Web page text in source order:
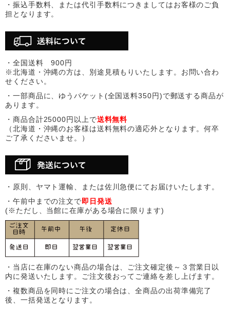
・振込手数料、または代引手数料につきましてはお客様のご負
担となります。
・全国送料 900円
※北海道・沖縄の方は、別途見積もりいたします。お問い合わ
せください。
・一部商品に、ゆうパケット(全国送料350円)で郵送する商品が
あります。
・商品合計25000円以上で送料無料
（北海道・沖縄のお客様は送料無料の適応外となります。何卒
ご了承くださいませ。）
・原則、ヤマト運輸、または佐川急便にてお届けいたします。
・午前中までの注文で即日発送
(※ただし、当館に在庫がある場合に限ります)
・当店に在庫のない商品の場合は、ご注文確定後～３営業日以
内に発送いたします。ご注文後おってご連絡を差し上げます。
・複数商品を同時にご注文の場合は、全商品の出荷準備完了
後、一括発送となります。